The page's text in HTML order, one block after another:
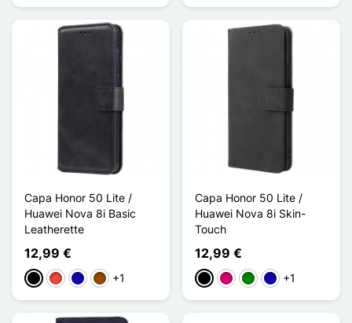
Capa Honor 50 Lite /
Huawei Nova 8i Basic
Leatherette
12,99 €
PretoVermelhoAzul Escuro
Castanho
+1
Capa Honor 50 Lite /
Huawei Nova 8i Skin-
Touch
12,99 €
PretoMagenta
VerdeAzul Escuro
+1